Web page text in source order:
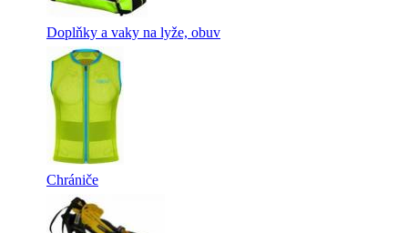
Doplňky a vaky na lyže, obuv
Chrániče